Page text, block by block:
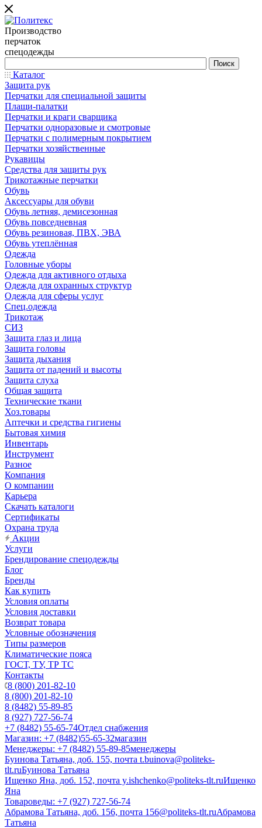
Производство
перчаток
спецодежды
Каталог
Защита рук
Перчатки для специальной защиты
Плащи-палатки
Перчатки и краги сварщика
Перчатки одноразовые и смотровые
Перчатки с полимерным покрытием
Перчатки хозяйственные
Рукавицы
Средства для защиты рук
Трикотажные перчатки
Обувь
Аксессуары для обуви
Обувь летняя, демисезонная
Обувь повседневная
Обувь резиновая, ПВХ, ЭВА
Обувь утеплённая
Одежда
Головные уборы
Одежда для активного отдыха
Одежда для охранных структур
Одежда для сферы услуг
Спец.одежда
Трикотаж
СИЗ
Защита глаз и лица
Защита головы
Защита дыхания
Защита от падений и высоты
Защита слуха
Общая защита
Технические ткани
Хоз.товары
Аптечки и средства гигиены
Бытовая химия
Инвентарь
Инструмент
Разное
Компания
О компании
Карьера
Cкачать каталоги
Сертификаты
Охрана труда
Акции
Услуги
Брендирование спецодежды
Блог
Бренды
Как купить
Условия оплаты
Условия доставки
Возврат товара
Условные обозначения
Типы размеров
Климатические пояса
ГОСТ, ТУ, ТР ТС
Контакты
8 (800) 201-82-10
8 (800) 201-82-10
8 (8482) 55-89-85
8 (927) 727-56-74
+7 (8482) 55-65-74Отдел снабжения
Магазин: +7 (8482)55-65-32магазин
Менеджеры: +7 (8482) 55-89-85менеджеры
Буинова Татьяна, доб. 155, почта t.buinova@politeks-
tlt.ruБуинова Татьяна
Ищенко Яна, доб. 152, почта y.ishchenko@politeks-tlt.ruИщенко
Яна
Товароведы: +7 (927) 727-56-74
Абрамова Татьяна, доб. 156, почта 156@politeks-tlt.ruАбрамова
Татьяна